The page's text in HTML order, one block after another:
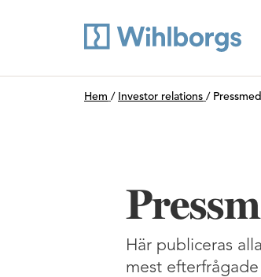
Du är här:
Hem / Investor relations /
Här publiceras
mest